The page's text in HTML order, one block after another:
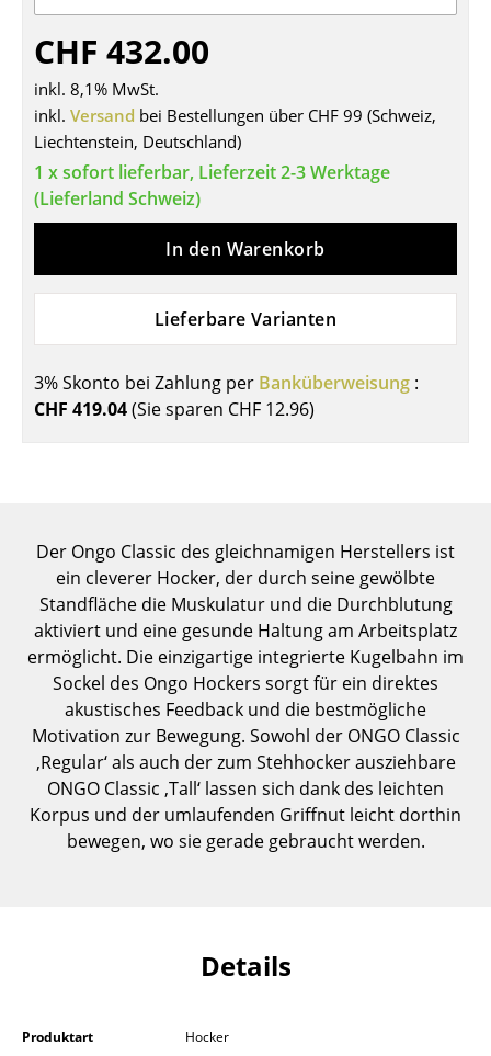
Tische
Esstische
Beistelltische
Couchtische
Schreibtische
Sekretäre & PC-Tische
Stehtische & Stehpulte
Kindertische
Gartentische
... alle Tische
Aufbewahren
Regale & Schränke
Bücherregale
Wandregale
Sideboards & Kommoden
TV Möbel
Einzelteile
CHF 432.00
inkl. 8,1% MwSt.
inkl. Versand bei Bestellungen über CHF 99 (Schweiz,
Liechtenstein, Deutschland)
1 x sofort lieferbar, Lieferzeit 2-3 Werktage
(Lieferland Schweiz)
In den Warenkorb
Lieferbare Varianten
3% Skonto bei Zahlung per Banküberweisung :
CHF 419.04(Sie sparen CHF 12.96)
Der Ongo Classic des gleichnamigen Herstellers ist
ein cleverer Hocker, der durch seine gewölbte
Standfläche die Muskulatur und die Durchblutung
aktiviert und eine gesunde Haltung am Arbeitsplatz
ermöglicht. Die einzigartige integrierte Kugelbahn im
Sockel des Ongo Hockers sorgt für ein direktes
akustisches Feedback und die bestmögliche
Motivation zur Bewegung. Sowohl der ONGO Classic
‚Regular‘ als auch der zum Stehhocker ausziehbare
ONGO Classic ‚Tall‘ lassen sich dank des leichten
Korpus und der umlaufenden Griffnut leicht dorthin
bewegen, wo sie gerade gebraucht werden.
Details
Produktart
Hocker